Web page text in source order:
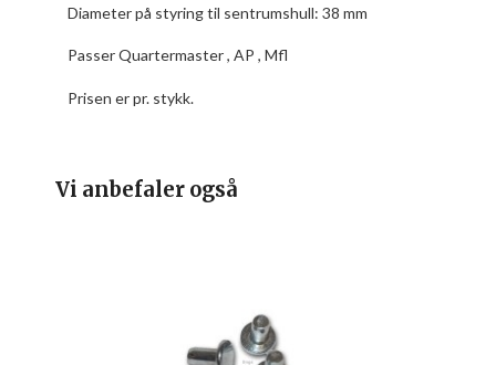
Diameter på styring til sentrumshull: 38 mm
Passer Quartermaster , AP , Mfl
Prisen er pr. stykk.
Vi anbefaler også